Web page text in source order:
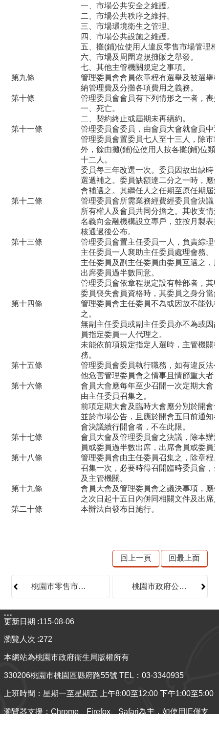
專
區
安
用
網
回
市
府
回
網
站
告
網
安
政
策
隱
權
政
一、市場公共安全之維護。
二、市場公共秩序之維持。
三、市場環境衛生之管理。
四、市場公共設施之維護。
五、攤(鋪)位使用人違反零售市場管理
六、市場及周圍違規攤販之舉發。
七、其他主管機關規定之事項。
第九條
管理委員會會員依章程有選舉及被選舉
納管理費及分攤各項費用之義務。
第十條
管理委員會會員有下列情形之一者，喪
一、死亡。
二、契約終止或屆期未再續約。
第十一條
管理委員會委員，由會員大會就會員中
管理委員會置委員七人至十三人，除市
外，餘由攤(鋪)位使用人按各攤(鋪)位
十二人。
委員每三年改選一次。委員因故出缺時
選遞補之。委員缺額達二分之一時，應
會補選之。其繼任人之任期至原任期屆
第十二條
管理委員會所需業務經費經委員會決議
所有權人及會員共同分擔之。其收支情
名義向金融機構設立專戶，並按月製表
核通過後公布。
第十三條
管理委員會置主任委員一人，負責綜理
主任委員一人襄助主任委員處理會務。
主任委員及副主任委員由委員互選之，
出席委員過半數同意。
管理委員會依章程規定設有幹部者，其
委員喪失會員資格時，其委員之身分當
第十四條
管理委員會主任委員不為或因故不能執
之。
無副主任委員或副主任委員亦不為或因
員指定委員一人代理之。
未能依前項規定指定人選時，主管機關
務。
第十五條
管理委員會委員執行職務，如有違反法
他危害管理委員會之情事且情節重大者
第十六條
會員大會應每年至少召開一次定期大會
由主任委員召集之。
前項定期大會及臨時大會應分別於開會
並於市場公告，且應於開會五日前通知
會決議續行開會者，不在此限。
第十七條
會員大會及管理委員會之決議，除本辦
員或委員過半數出席，出席會員或委員
第十八條
管理委員會由主任委員召集之，除章程
召集一次，必要時得召開臨時委員會，
及主管機關。
第十九條
會員大會及管理委員會之議決事項，應
之次日起十五日內併同相關文件及出席
第二十條
本辦法自發布日施行。
回上一頁 回最上面
桃園市零售市場攤鋪位設置管理辦法 桃園市政府公有零售市場攤鋪位使用收費標準
:::
更新日期 115-08-06
瀏覽人次 272
本網站為桃園市政府衛生局版權所有
330206桃園市桃園區縣府路55號 TEL：03-3340935
上班時間：星期一至星期五 上午8:00至12:00 下午1:00至5:00
瀏覽器支援：Chrome、Firefox、Safari為主，如使用IE僅支